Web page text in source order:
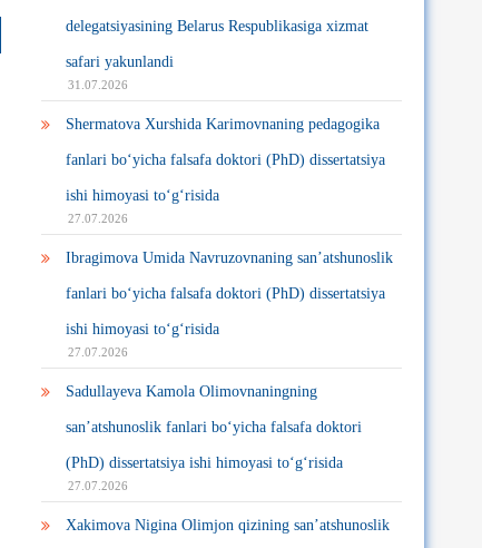
delegatsiyasining Belarus Respublikasiga xizmat
safari yakunlandi
31.07.2026
Shermatova Xurshida Karimovnaning pedagogika
fanlari bo‘yicha falsafa doktori (PhD) dissertatsiya
ishi himoyasi to‘g‘risida
27.07.2026
Ibragimova Umida Navruzovnaning san’atshunoslik
fanlari bo‘yicha falsafa doktori (PhD) dissertatsiya
ishi himoyasi to‘g‘risida
27.07.2026
Sadullayeva Kamola Olimovnaningning
san’atshunoslik fanlari bo‘yicha falsafa doktori
(PhD) dissertatsiya ishi himoyasi to‘g‘risida
27.07.2026
Xakimova Nigina Olimjon qizining san’atshunoslik